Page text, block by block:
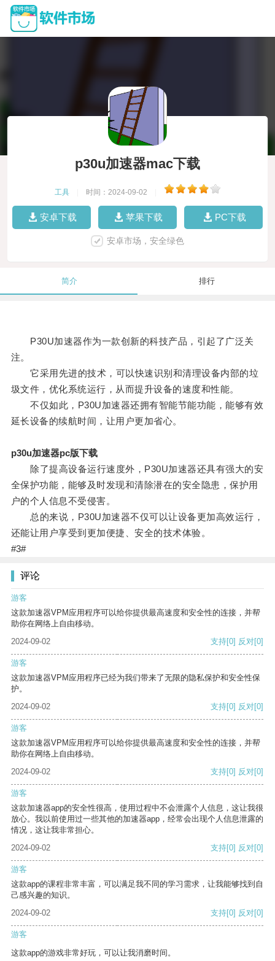
p30u加速器mac下载
工具 时间：2024-09-02
安卓下载 苹果下载 PC下载
安卓市场，安全绿色
简介 排行
P30U加速器作为一款创新的科技产品，引起了广泛关
注。
它采用先进的技术，可以快速识别和清理设备内部的垃
圾文件，优化系统运行，从而提升设备的速度和性能。
不仅如此，P30U加速器还拥有智能节能功能，能够有效
延长设备的续航时间，让用户更加省心。
p30u加速器pc版下载
除了提高设备运行速度外，P30U加速器还具有强大的安
全保护功能，能够及时发现和清除潜在的安全隐患，保护用
户的个人信息不受侵害。
总的来说，P30U加速器不仅可以让设备更加高效运行，
还能让用户享受到更加便捷、安全的技术体验。
#3#
评论
游客
这款加速器VPM应用程序可以给你提供最高速度和安全性的连接，并帮
助你在网络上自由移动。
2024-09-02
支持[0] 反对[0]
游客
这款加速器VPM应用程序已经为我们带来了无限的隐私保护和安全性保
护。
2024-09-02
支持[0] 反对[0]
游客
这款加速器VPM应用程序可以给你提供最高速度和安全性的连接，并帮
助你在网络上自由移动。
2024-09-02
支持[0] 反对[0]
游客
这款加速器app的安全性很高，使用过程中不会泄露个人信息，这让我很
放心。我以前使用过一些其他的加速器app，经常会出现个人信息泄露的
情况，这让我非常担心。
2024-09-02
支持[0] 反对[0]
游客
这款app的课程非常丰富，可以满足我不同的学习需求，让我能够找到自
己感兴趣的知识。
2024-09-02
支持[0] 反对[0]
游客
这款app的游戏非常好玩，可以让我消磨时间。